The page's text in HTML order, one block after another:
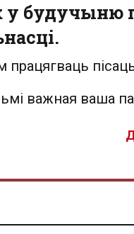
у будучыню
важная ваша